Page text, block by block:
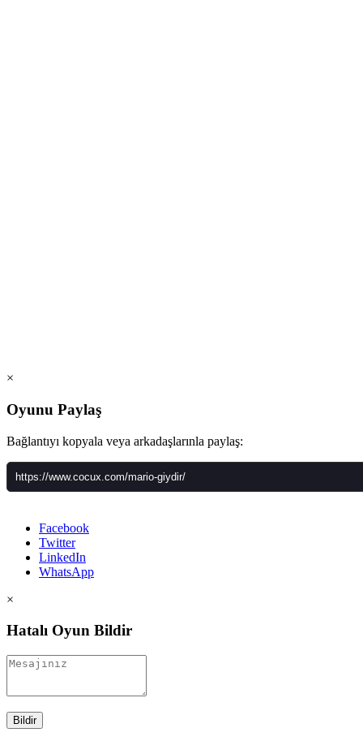
×
Oyunu Paylaş
Bağlantıyı kopyala veya arkadaşlarınla paylaş:
Facebook
Twitter
LinkedIn
WhatsApp
×
Hatalı Oyun Bildir
Bildir